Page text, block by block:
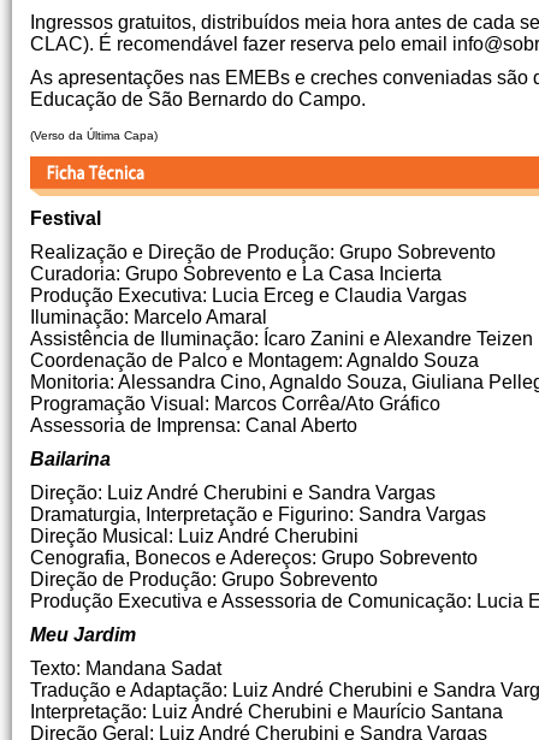
Ingressos gratuitos, distribuídos meia hora antes de cada
CLAC). É recomendável fazer reserva pelo email
As apresentações nas EMEBs e creches conveniadas
Educação de São Bernardo do Campo.
(Verso da Última Capa)
Festival
Realização e Direção de Produção: Grupo Sobrevento
Curadoria: Grupo Sobrevento e La Casa Incierta
Produção Executiva: Lucia Erceg e Claudia Vargas
Iluminação: Marcelo Amaral
Assistência de Iluminação: Ícaro Zanini e Alexandre Teizen
Coordenação de Palco e Montagem: Agnaldo Souza
Monitoria: Alessandra Cino, Agnaldo Souza, Giuliana
Programação Visual: Marcos Corrêa/Ato Gráfico
Assessoria de Imprensa: Canal Aberto
Bailarina
Direção: Luiz André Cherubini e Sandra Vargas
Dramaturgia, Interpretação e Figurino: Sandra Vargas
Direção Musical: Luiz André Cherubini
Cenografia, Bonecos e Adereços: Grupo Sobrevento
Direção de Produção: Grupo Sobrevento
Produção Executiva e Assessoria de Comunicação: Lucia
Meu Jardim
Texto: Mandana Sadat
Tradução e Adaptação: Luiz André Cherubini e Sandra
Interpretação: Luiz André Cherubini e Maurício Santana
Direção Geral: Luiz André Cherubini e Sandra Vargas